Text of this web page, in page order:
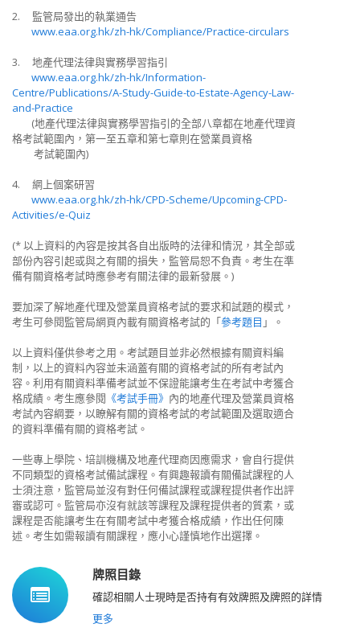
2. 監管局發出的執業通告
www.eaa.org.hk/zh-hk/Compliance/Practice-circulars
3. 地產代理法律與實務學習指引
www.eaa.org.hk/zh-hk/Information-
Centre/Publications/A-Study-Guide-to-Estate-Agency-Law-
and-Practice
(地產代理法律與實務學習指引的全部八章都在地產代理資
格考試範圍內，第一至五章和第七章則在營業員資格
考試範圍內)
4. 網上個案研習
www.eaa.org.hk/zh-hk/CPD-Scheme/Upcoming-CPD-
Activities/e-Quiz
(*以上資料的內容是按其各自出版時的法律和情況，其全部或
部份內容引起或與之有關的損失，監管局恕不負責。考生在準
備有關資格考試時應參考有關法律的最新發展。 )
要加深了解地產代理及營業員資格考試的要求和試題的模式，
考生可參閱監管局網頁內載有關資格考試的「參考題目 」。
以上資料僅供參考之用。考試題目並非必然根據有關資料編
制，以上的資料內容並未涵蓋有關的資格考試的所有考試內
容。利用有關資料準備考試並不保證能讓考生在考試中考獲合
格成績。考生應參閱 《考試手冊》 內的地產代理及營業員資格
考試內容綱要，以瞭解有關的資格考試的考試範圍及選取適合
的資料準備有關的資格考試。
一些專上學院、培訓機構及地產代理商因應需求，會自行提供
不同類型的資格考試備試課程。有興趣報讀有關備試課程的人
士須注意，監管局並沒有對任何備試課程或課程提供者作出評
審或認可。監管局亦沒有就該等課程及課程提供者的質素，或
課程是否能讓考生在有關考試中考獲合格成績，作出任何陳
述。考生如需報讀有關課程，應小心謹慎地作出選擇。
牌照目錄
確認相關人士現時是否持有有效牌照及牌照的詳情
更多